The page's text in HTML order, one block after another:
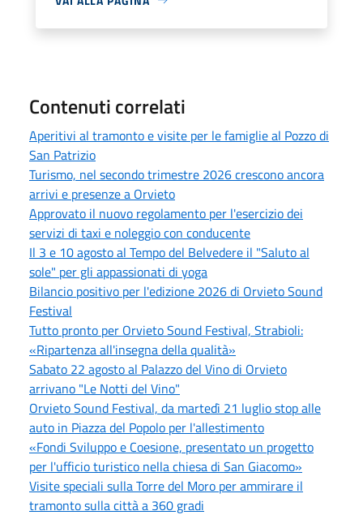
Contenuti correlati
Aperitivi al tramonto e visite per le famiglie al Pozzo di
San Patrizio
Turismo, nel secondo trimestre 2026 crescono ancora
arrivi e presenze a Orvieto
Approvato il nuovo regolamento per l'esercizio dei
servizi di taxi e noleggio con conducente
Il 3 e 10 agosto al Tempo del Belvedere il "Saluto al
sole" per gli appassionati di yoga
Bilancio positivo per l'edizione 2026 di Orvieto Sound
Festival
Tutto pronto per Orvieto Sound Festival, Strabioli:
«Ripartenza all'insegna della qualità»
Sabato 22 agosto al Palazzo del Vino di Orvieto
arrivano "Le Notti del Vino"
Orvieto Sound Festival, da martedì 21 luglio stop alle
auto in Piazza del Popolo per l'allestimento
«Fondi Sviluppo e Coesione, presentato un progetto
per l'ufficio turistico nella chiesa di San Giacomo»
Visite speciali sulla Torre del Moro per ammirare il
tramonto sulla città a 360 gradi